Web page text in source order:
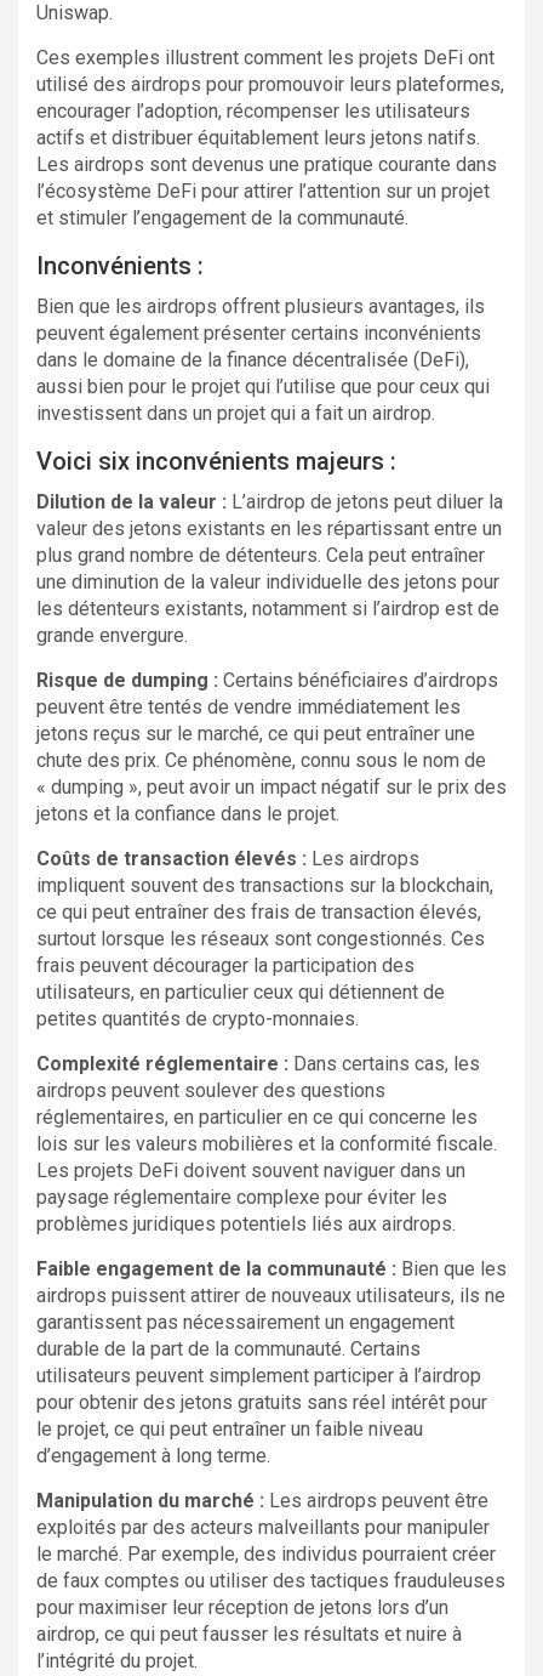
Uniswap.
Ces exemples illustrent comment les projets DeFi ont
utilisé des airdrops pour promouvoir leurs plateformes,
encourager l’adoption, récompenser les utilisateurs
actifs et distribuer équitablement leurs jetons natifs.
Les airdrops sont devenus une pratique courante dans
l’écosystème DeFi pour attirer l’attention sur un projet
et stimuler l’engagement de la communauté.
Inconvénients :
Bien que les airdrops offrent plusieurs avantages, ils
peuvent également présenter certains inconvénients
dans le domaine de la finance décentralisée (DeFi),
aussi bien pour le projet qui l’utilise que pour ceux qui
investissent dans un projet qui a fait un airdrop.
Voici six inconvénients majeurs :
Dilution de la valeur : L’airdrop de jetons peut diluer la
valeur des jetons existants en les répartissant entre un
plus grand nombre de détenteurs. Cela peut entraîner
une diminution de la valeur individuelle des jetons pour
les détenteurs existants, notamment si l’airdrop est de
grande envergure.
Risque de dumping : Certains bénéficiaires d’airdrops
peuvent être tentés de vendre immédiatement les
jetons reçus sur le marché, ce qui peut entraîner une
chute des prix. Ce phénomène, connu sous le nom de
« dumping », peut avoir un impact négatif sur le prix des
jetons et la confiance dans le projet.
Coûts de transaction élevés : Les airdrops
impliquent souvent des transactions sur la blockchain,
ce qui peut entraîner des frais de transaction élevés,
surtout lorsque les réseaux sont congestionnés. Ces
frais peuvent décourager la participation des
utilisateurs, en particulier ceux qui détiennent de
petites quantités de crypto-monnaies.
Complexité réglementaire : Dans certains cas, les
airdrops peuvent soulever des questions
réglementaires, en particulier en ce qui concerne les
lois sur les valeurs mobilières et la conformité fiscale.
Les projets DeFi doivent souvent naviguer dans un
paysage réglementaire complexe pour éviter les
problèmes juridiques potentiels liés aux airdrops.
Faible engagement de la communauté : Bien que les
airdrops puissent attirer de nouveaux utilisateurs, ils ne
garantissent pas nécessairement un engagement
durable de la part de la communauté. Certains
utilisateurs peuvent simplement participer à l’airdrop
pour obtenir des jetons gratuits sans réel intérêt pour
le projet, ce qui peut entraîner un faible niveau
d’engagement à long terme.
Manipulation du marché : Les airdrops peuvent être
exploités par des acteurs malveillants pour manipuler
le marché. Par exemple, des individus pourraient créer
de faux comptes ou utiliser des tactiques frauduleuses
pour maximiser leur réception de jetons lors d’un
airdrop, ce qui peut fausser les résultats et nuire à
l’intégrité du projet.